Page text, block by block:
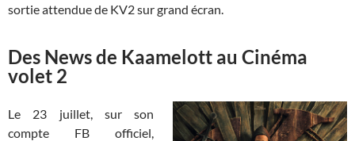
sortie attendue de KV2 sur grand écran.
Des News de Kaamelott au Cinéma
volet 2
Le 23 juillet, sur son
compte FB officiel,